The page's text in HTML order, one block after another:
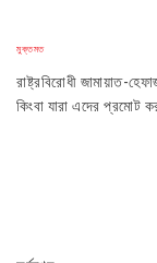
মুক্তমত
রাষ্ট্রবিরোধী জামায়াত-
কিংবা যারা এদের প্রমোট